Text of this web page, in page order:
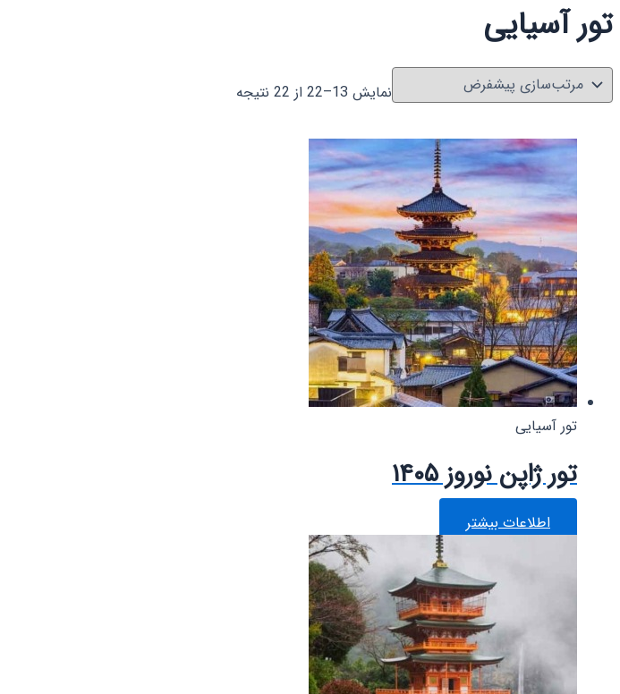
تور آسیایی
نمایش 13–22 از 22 نتیجه
تور آسیایی
تور ژاپن نوروز ۱۴۰۵
اطلاعات بیشتر